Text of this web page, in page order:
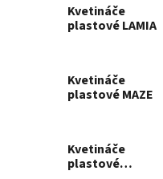
Kvetináče
plastové LAMIA
Kvetináče
plastové MAZE
Kvetináče
plastové